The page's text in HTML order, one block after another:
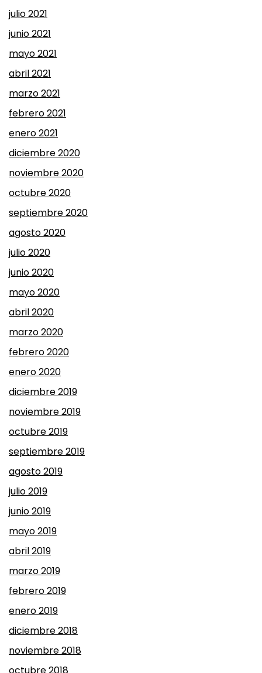
julio 2021
junio 2021
mayo 2021
abril 2021
marzo 2021
febrero 2021
enero 2021
diciembre 2020
noviembre 2020
octubre 2020
septiembre 2020
agosto 2020
julio 2020
junio 2020
mayo 2020
abril 2020
marzo 2020
febrero 2020
enero 2020
diciembre 2019
noviembre 2019
octubre 2019
septiembre 2019
agosto 2019
julio 2019
junio 2019
mayo 2019
abril 2019
marzo 2019
febrero 2019
enero 2019
diciembre 2018
noviembre 2018
octubre 2018